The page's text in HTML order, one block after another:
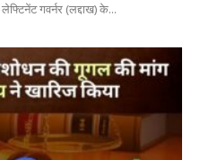
गवर्नर (लद्दाख) के...